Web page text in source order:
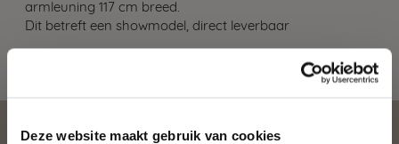
Deze website maakt gebruik van cookies
armleuning 117 cm breed.
Dit betreft een showmodel, direct leverbaar